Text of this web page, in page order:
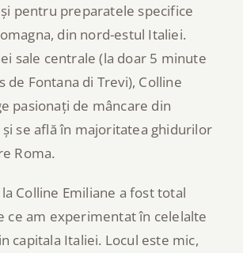
pentru preparatele specifice
din nord-estul Italiei.
sale centrale (la doar 5 minute
de Fontana di Trevi), Colline
pasionați de mâncare din
se află în majoritatea ghidurilor
Roma.
Colline Emiliane a fost total
ce am experimentat în celelalte
capitala Italiei. Locul este mic,